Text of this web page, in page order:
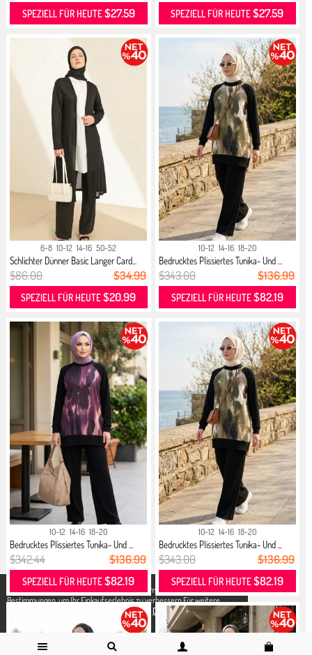
X
Wir verwenden Cookies in Übereinstimmung mit den gesetzlichen
Bestimmungen, um Ihr Einkaufserlebnis zu verbessern.Für weitere
Detallierte Informationen können Sie unsere Datenschutz und Cookies
SPEZIELL FÜR HEUTE$27.59 SPEZIELL FÜR HEUTE$27.59
6-8 10-12 14-16 50-52
Schlichter Dünner Basic Langer Card...
$86.00 $34.99
SPEZIELL FÜR HEUTE$20.99
10-12 14-16 18-20
Bedrucktes Plissiertes Tunika- Und ...
$343.00 $136.99
SPEZIELL FÜR HEUTE$82.19
10-12 14-16 18-20
Bedrucktes Plissiertes Tunika- Und ...
$342.44 $136.99
SPEZIELL FÜR HEUTE$82.19
10-12 14-16 18-20
Bedrucktes Plissiertes Tunika- Und ...
$343.00 $136.99
SPEZIELL FÜR HEUTE$82.19